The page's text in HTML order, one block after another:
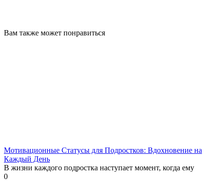
Вам также может понравиться
Мотивационные Статусы для Подростков: Вдохновение на
Каждый День
В жизни каждого подростка наступает момент, когда ему
0